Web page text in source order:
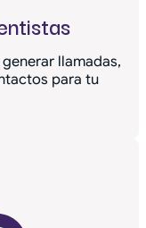
llamadas,
para tu